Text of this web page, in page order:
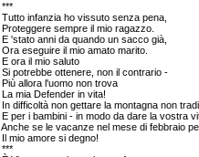
***
Tutto infanzia ho vissuto senza pena,
Proteggere sempre il mio ragazzo.
E 'stato anni da quando un sacco già,
Ora eseguire il mio amato marito.
E ora il mio saluto
Si potrebbe ottenere, non il contrario -
Più allora l'uomo non trova
La mia Defender in vita!
In difficoltà non gettare la montagna non
E per i bambini - in modo da dare la vostra
Anche se le vacanze nel mese di febbraio
Il mio amore si degno!
***